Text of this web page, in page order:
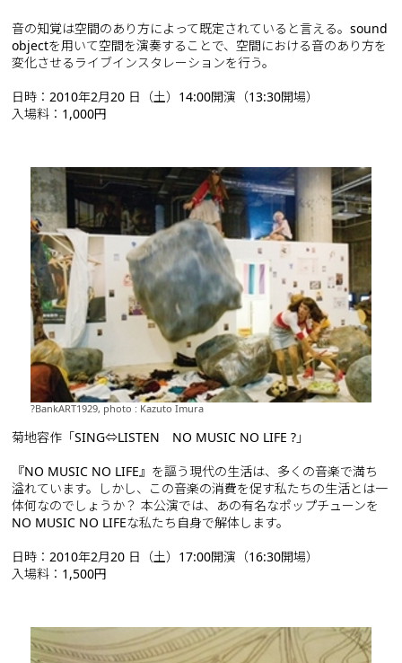
音の知覚は空間のあり方によって既定されていると言える。sound
objectを用いて空間を演奏することで、空間における音のあり方を
変化させるライブインスタレーションを行う。
日時：2010年2月20 日（土）14:00開演（13:30開場）
入場料：1,000円
?BankART1929, photo : Kazuto Imura
菊地容作「SING⇔LISTEN NO MUSIC NO LIFE ?」
『NO MUSIC NO LIFE』を謳う現代の生活は、多くの音楽で満ち
溢れています。しかし、この音楽の消費を促す私たちの生活とは一
体何なのでしょうか？ 本公演では、あの有名なポップチューンを
NO MUSIC NO LIFEな私たち自身で解体します。
日時：2010年2月20 日（土）17:00開演（16:30開場）
入場料：1,500円